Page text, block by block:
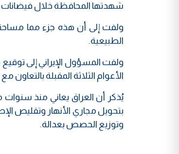
شهدتها المحافظة خلال فيضانات 2015".
الطبيعية.
الأعوام الثلاثة المقبلة بالتعاون
يُذكر أن العراق يعاني منذ سنوات
بتحويل مجاري الأنهار وتقليص
وتوزيع الحصص بعدالة.